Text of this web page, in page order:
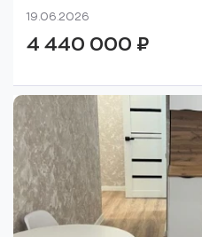
19.06.2026
4 440 000 ₽